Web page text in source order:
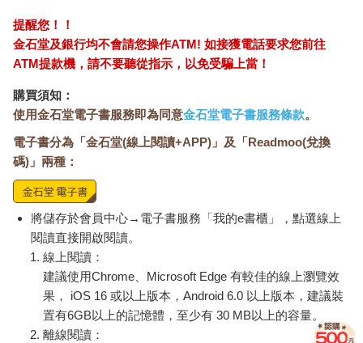
提醒您！！
金石堂及銀行均不會請您操作ATM! 如接獲電話要求您前往
ATM提款機，請不要聽從指示，以免受騙上當！
購買須知：
使用金石堂電子書服務即為同意金石堂電子書服務條款。
電子書分為「金石堂(線上閱讀+APP)」及「Readmoo(兌換
碼)」兩種：
將儲存於會員中心→電子書服務「我的e書櫃」，點選線上
閱讀直接開啟閱讀。
線上閱讀：
建議使用Chrome、Microsoft Edge 有較佳的線上瀏覽效
果， iOS 16 或以上版本，Android 6.0 以上版本，建議裝
置有6GB以上的記憶體，至少有 30 MB以上的容量。
離線閱讀：